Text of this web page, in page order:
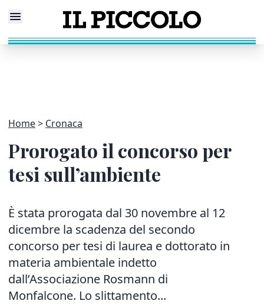
Home Cronaca
Prorogato il concorso per
tesi sull’ambiente
È stata prorogata dal 30 novembre al 12
dicembre la scadenza del secondo
concorso per tesi di laurea e dottorato in
materia ambientale indetto
dall’Associazione Rosmann di
Monfalcone. Lo slittamento...